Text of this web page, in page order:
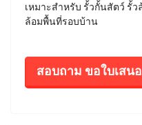
เหมาะสำหรับ รั้วกั้นสัตว์ รั้
ล้อมพื้นที่รอบบ้าน
สอบถาม ขอใบเสน